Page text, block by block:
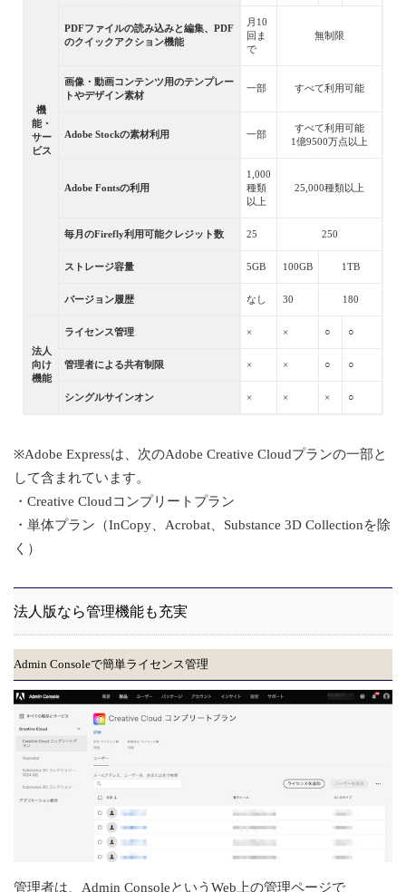
機
能・
サー
ビス
PDFファイルの読み込みと編集、PDF
のクイックアクション機能
月10
回ま
で
無制限
画像・動画コンテンツ用のテンプレー
トやデザイン素材
一部 すべて利用可能
Adobe Stockの素材利用 一部
すべて利用可能
1億9500万点以上
Adobe Fontsの利用
1,000
種類
以上
25,000種類以上
毎月のFirefly利用可能クレジット数 25 250
ストレージ容量 5GB 100GB 1TB
バージョン履歴 なし 30 180
法人
向け
機能
ライセンス管理 × × ○ ○
管理者による共有制限 × × ○ ○
シングルサインオン × × × ○
※Adobe Expressは、次のAdobe Creative Cloudプランの一部と
して含まれています。
・Creative Cloudコンプリートプラン
・単体プラン（InCopy、Acrobat、Substance 3D Collectionを除
く）
法人版なら管理機能も充実
Admin Consoleで簡単ライセンス管理
管理者は、Admin ConsoleというWeb上の管理ページで